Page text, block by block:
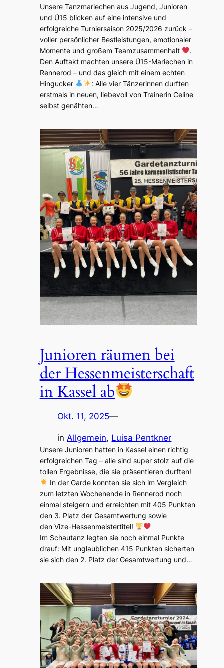
Unsere Tanzmariechen aus Jugend, Junioren
und Ü15 blicken auf eine intensive und
erfolgreiche Turniersaison 2025/2026 zurück –
voller persönlicher Bestleistungen, emotionaler
Momente und großem Teamzusammenhalt
.
Den Auftakt machten unsere Ü15-Mariechen in
Rennerod – und das gleich mit einem echten
Hingucker
: Alle vier Tänzerinnen durften
erstmals in neuen, liebevoll von Trainerin Celine
selbst genähten…
Junioren räumen bei
der Hessenmeisterschaft
in Kassel ab
Okt. 11, 2025—
in Allgemein, Luisa Pentkner
Unsere Junioren hatten in Kassel einen richtig
erfolgreichen Tag – alle sind super stolz auf die
tollen Ergebnisse, die sie präsentieren durften!
In der Garde konnten sie sich im Vergleich
zum letzten Wochenende in Rennerod noch
einmal steigern und erreichten mit 405 Punkten
den 3. Platz der Gesamtwertung sowie
den Vize-Hessenmeistertitel!
Im Schautanz legten sie noch einmal Punkte
drauf: Mit unglaublichen 415 Punkten sicherten
sie sich den 2. Platz der Gesamtwertung und…